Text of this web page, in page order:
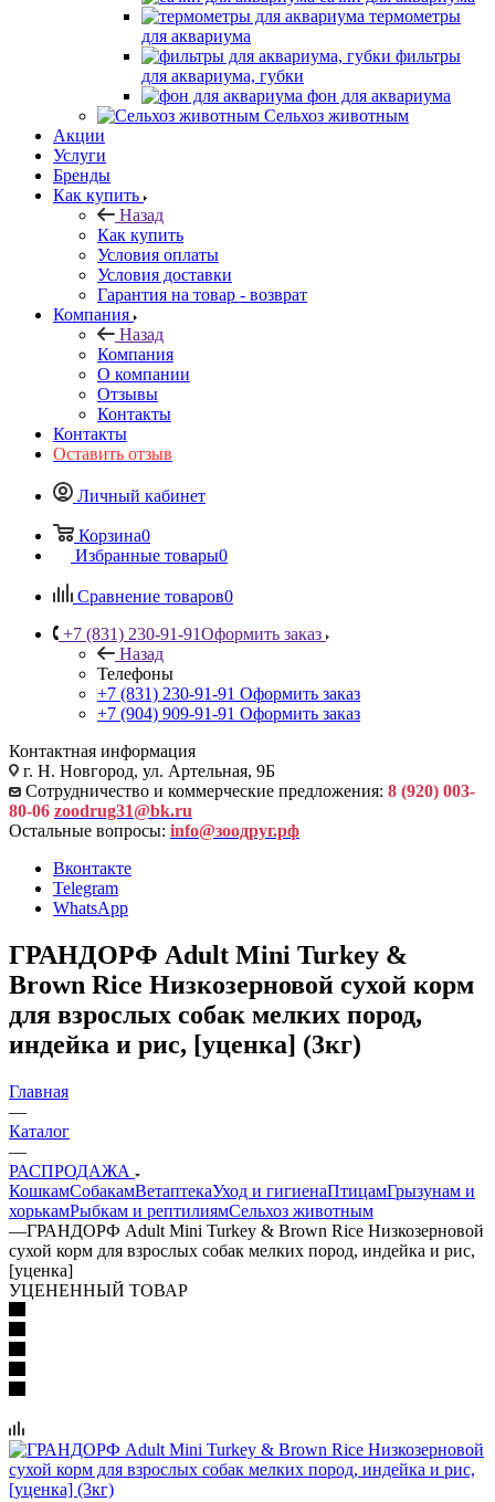
термометры
для аквариума
фильтры
для аквариума, губки
фон для аквариума
Сельхоз животным
Акции
Услуги
Бренды
Как купить
Назад
Как купить
Условия оплаты
Условия доставки
Гарантия на товар - возврат
Компания
Назад
Компания
О компании
Отзывы
Контакты
Контакты
Оставить отзыв
Личный кабинет
Корзина0
Избранные товары0
Сравнение товаров0
+7 (831) 230-91-91Оформить заказ
Назад
Телефоны
+7 (831) 230-91-91 Оформить заказ
+7 (904) 909-91-91 Оформить заказ
Контактная информация
г. Н. Новгород, ул. Артельная, 9Б
Сотрудничество и коммерческие предложения: 8 (920) 003-
80-06 zoodrug31@bk.ru
Остальные вопросы: info@зоодруг.рф
Вконтакте
Telegram
WhatsApp
ГРАНДОРФ Adult Mini Turkey &
Brown Rice Низкозерновой сухой корм
для взрослых собак мелких пород,
индейка и рис, [уценка] (3кг)
Главная
—
Каталог
—
РАСПРОДАЖА
КошкамСобакамВетаптекаУход и гигиенаПтицамГрызунам и
хорькамРыбкам и рептилиямСельхоз животным
—ГРАНДОРФ Adult Mini Turkey & Brown Rice Низкозерновой
сухой корм для взрослых собак мелких пород, индейка и рис,
[уценка]
УЦЕНЕННЫЙ ТОВАР